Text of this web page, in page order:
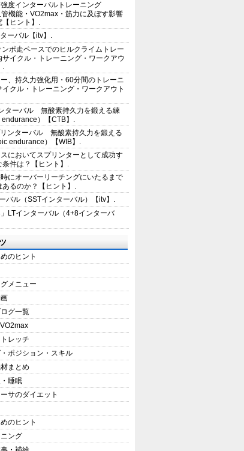
度インターバルトレーニング
管機能・VO2max・筋力に及ぼす影響
【ヒント】.
ーバル【itv】.
ポ走ペースでのヒルクライムトレー
イクル・トレーニング・ワークアウ
.
、持久力強化用・60分間のトレーニ
クル・トレーニング・ワークアウト
ターバル 無酸素持久力を鍛える練
）【CTB】.
ンターバル 無酸素持久力を鍛える
endurance）【WIB】.
においてスプリンターとして成功す
条件は？【ヒント】.
にオーバーリーチングにいたるまで
るのか？【ヒント】.
バル（SSTインターバル）【itv】.
」LTインターバル（4+8インターバ
のヒント
メニュー
グ一覧
レッチ
ポジション・スキル
まとめ
睡眠
サのダイエット
のヒント
ング